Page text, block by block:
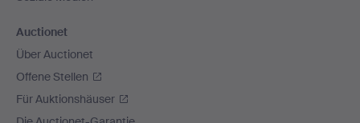
Auctionet
Über Auctionet
Offene Stellen
Für Auktionshäuser